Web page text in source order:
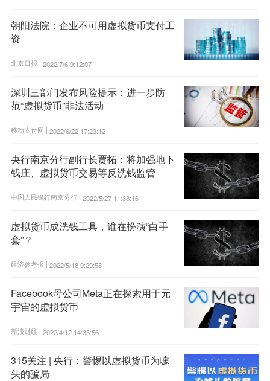
朝阳法院：企业不可用虚拟货币支付工
资
北京日报 | 2022/7/6 9:12:07
深圳三部门发布风险提示：进一步防
范“虚拟货币”非法活动
移动支付网 | 2022/6/22 17:23:12
央行南京分行副行长贾拓：将加强地下
钱庄、虚拟货币交易等反洗钱监管
中国人民银行南京分行 | 2022/5/27 11:38:16
虚拟货币成洗钱工具，谁在扮演“白手
套”？
经济参考报 | 2022/5/18 9:29:58
Facebook母公司Meta正在探索用于元
宇宙的虚拟货币
新浪财经 | 2022/4/12 14:35:56
315关注 | 央行：警惕以虚拟货币为噱
头的骗局